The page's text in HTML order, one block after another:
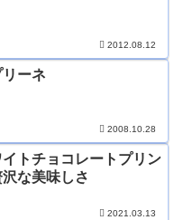
2012.08.12
ーネ
2008.10.28
トチョコレートプリン
な美味しさ
2021.03.13